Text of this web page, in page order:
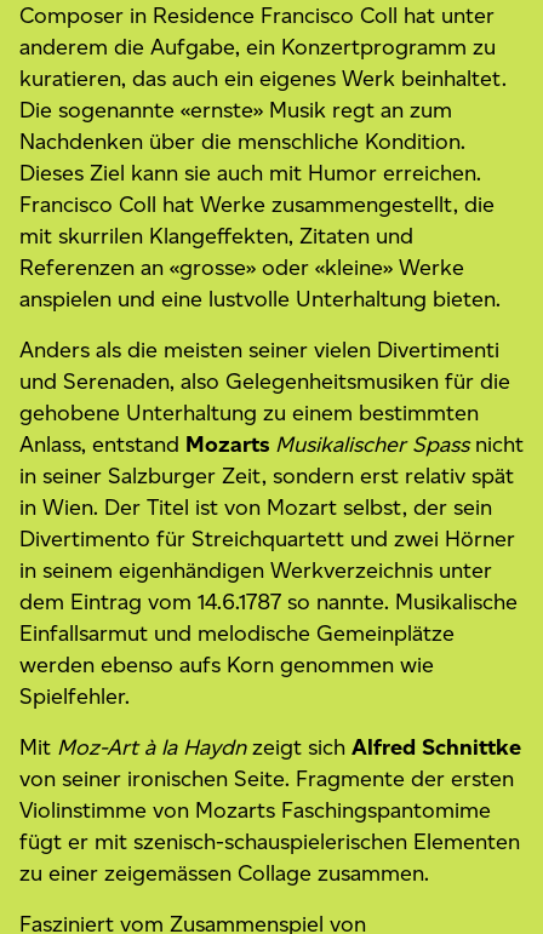
Composer in Residence Francisco Coll hat unter
anderem die Aufgabe, ein Konzertprogramm zu
kuratieren, das auch ein eigenes Werk beinhaltet.
Die sogenannte «ernste» Musik regt an zum
Nachdenken über die menschliche Kondition.
Dieses Ziel kann sie auch mit Humor erreichen.
Francisco Coll hat Werke zusammengestellt, die
mit skurrilen Klangeffekten, Zitaten und
Referenzen an «grosse» oder «kleine» Werke
anspielen und eine lustvolle Unterhaltung bieten.
Anders als die meisten seiner vielen Divertimenti
und Serenaden, also Gelegenheitsmusiken für die
gehobene Unterhaltung zu einem bestimmten
Anlass, entstand Mozarts Musikalischer Spassnicht
in seiner Salzburger Zeit, sondern erst relativ spät
in Wien. Der Titel ist von Mozart selbst, der sein
Divertimento für Streichquartett und zwei Hörner
in seinem eigenhändigen Werkverzeichnis unter
dem Eintrag vom 14.6.1787 so nannte. Musikalische
Einfallsarmut und melodische Gemeinplätze
werden ebenso aufs Korn genommen wie
Spielfehler.
Mit Moz-Art à la Haydnzeigt sich Alfred Schnittke
von seiner ironischen Seite. Fragmente der ersten
Violinstimme von Mozarts Faschingspantomime
fügt er mit szenisch-schauspielerischen Elementen
zu einer zeigemässen Collage zusammen.
Fasziniert vom Zusammenspiel von